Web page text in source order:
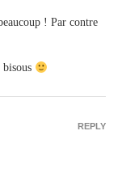
! Par contre
REPLY